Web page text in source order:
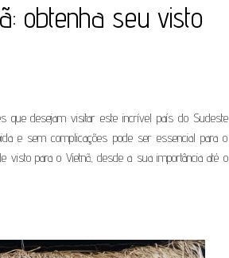
obtenha seu visto
que desejam visitar este incrível país do Sudeste
e sem complicações pode ser essencial para o
para o Vietnã, desde a sua importância até o